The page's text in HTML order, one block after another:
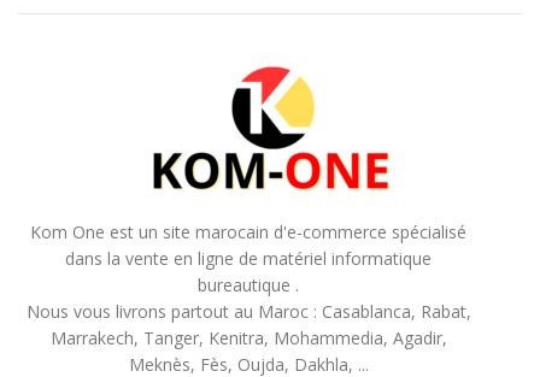
Kom One est un site marocain d'e-commerce spécialisé
dans la vente en ligne de matériel informatique
bureautique .
Nous vous livrons partout au Maroc : Casablanca, Rabat,
Marrakech, Tanger, Kenitra, Mohammedia, Agadir,
Meknès, Fès, Oujda, Dakhla, ...